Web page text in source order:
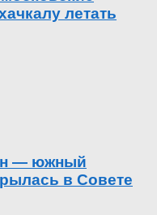
летать
— южный
в Совете